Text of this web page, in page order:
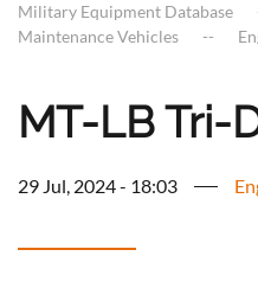
Military Equipment Database
Maintenance Vehicles
MT-LB Tri-
29 Jul, 2024 - 18:03